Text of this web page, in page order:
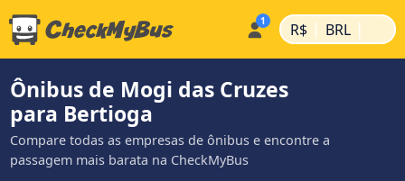
R$ | BRL |
Ônibus de Mogi das Cruzes
para Bertioga
Compare todas as empresas de ônibus e encontre a
passagem mais barata na CheckMyBus